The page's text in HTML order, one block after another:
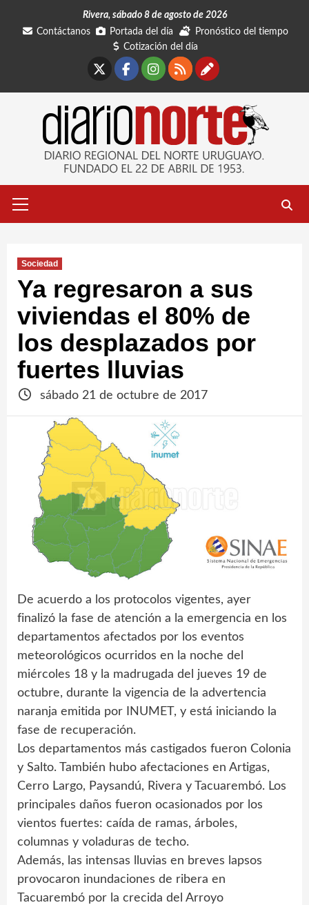
Rivera, sábado 8 de agosto de 2026
Contáctanos
Portada del día
Pronóstico del tiempo
Cotización del día
Facebook
Instagram
RSSContáctanos
primario
Sociedad
Ya regresaron a sus
viviendas el 80% de
los desplazados por
fuertes lluvias
sábado 21 de octubre de 2017
De acuerdo a los protocolos vigentes, ayer
finalizó la fase de atención a la emergencia en los
departamentos afectados por los eventos
meteorológicos ocurridos en la noche del
miércoles 18 y la madrugada del jueves 19 de
octubre, durante la vigencia de la advertencia
naranja emitida por INUMET, y está iniciando la
fase de recuperación.
Los departamentos más castigados fueron Colonia
y Salto. También hubo afectaciones en Artigas,
Cerro Largo, Paysandú, Rivera y Tacuarembó. Los
principales daños fueron ocasionados por los
vientos fuertes: caída de ramas, árboles,
columnas y voladuras de techo.
Además, las intensas lluvias en breves lapsos
provocaron inundaciones de ribera en
Tacuarembó por la crecida del Arroyo